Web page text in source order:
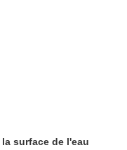
surface de l'eau